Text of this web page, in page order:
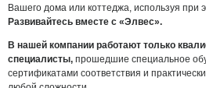
Вашего дома или коттеджа, используя при
Развивайтесь вместе с «Элвес».
В нашей компании работают только
специалисты, прошедшие специальное
сертификатами соответствия и